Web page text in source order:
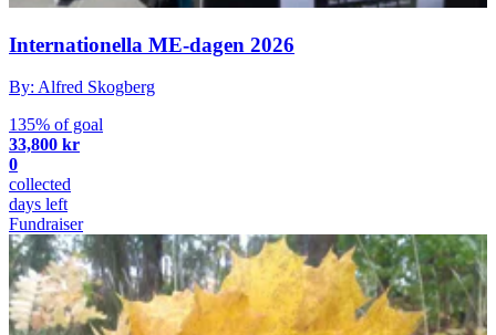
Internationella ME-dagen 2026
By: Alfred Skogberg
135% of goal
33,800 kr
0
collected
days left
Fundraiser